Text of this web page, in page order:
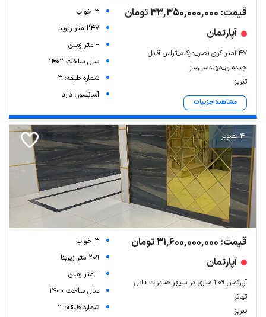
قیمت: 33,350,000,000 تومان
آپارتمان
۲۴۷متر کوی نصر_دوکله_تراس قابل
چیدمان_مهندسی‌ساز
تبریز
مشاهده جزییات
3 خواب
247 متر زیربنا
-- متر زمین
سال ساخت 1402
شماره طبقه: 3
آسانسور: دارد
4 تصویر
قیمت: 31,600,000,000 تومان
آپارتمان
آپارتمان ۲۰۹ متری در سپهر صادرات قابل
تهاتر
تبریز
3 خواب
209 متر زیربنا
-- متر زمین
سال ساخت 1400
شماره طبقه: 3